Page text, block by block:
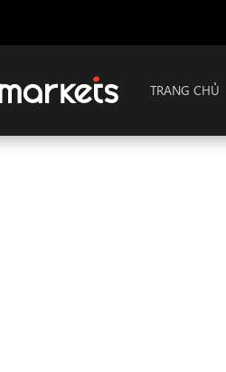
TRANG CHỦ